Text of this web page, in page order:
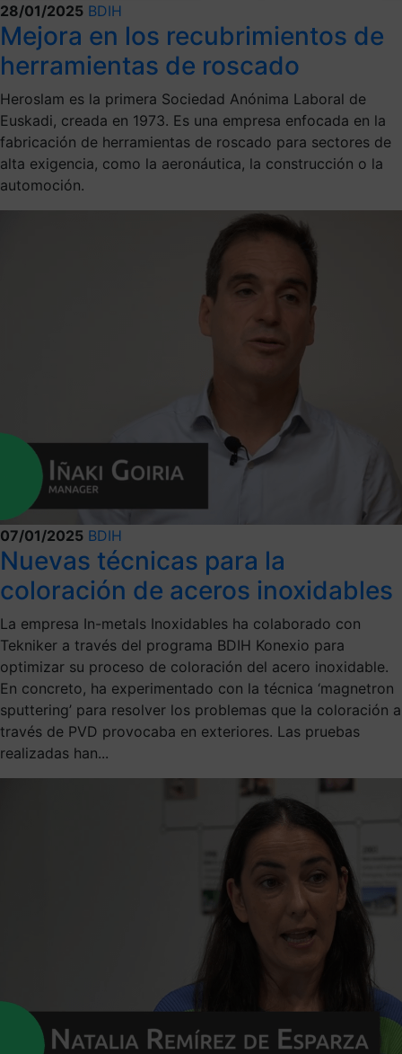
28/01/2025 BDIH
Mejora en los recubrimientos de
herramientas de roscado
Heroslam es la primera Sociedad Anónima Laboral de
Euskadi, creada en 1973. Es una empresa enfocada en la
fabricación de herramientas de roscado para sectores de
alta exigencia, como la aeronáutica, la construcción o la
automoción.
07/01/2025 BDIH
Nuevas técnicas para la
coloración de aceros inoxidables
La empresa In-metals Inoxidables ha colaborado con
Tekniker a través del programa BDIH Konexio para
optimizar su proceso de coloración del acero inoxidable.
En concreto, ha experimentado con la técnica ‘magnetron
sputtering’ para resolver los problemas que la coloración a
través de PVD provocaba en exteriores. Las pruebas
realizadas han...